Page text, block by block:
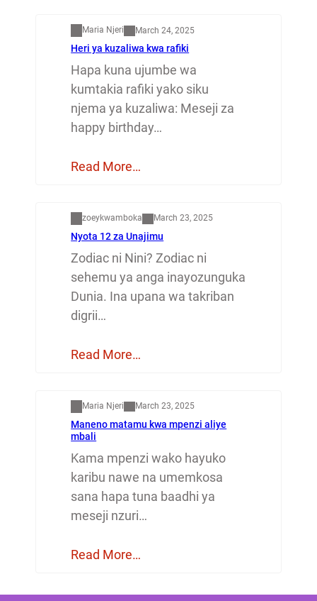
Maria Njeri March 24, 2025
Heri ya kuzaliwa kwa rafiki
Hapa kuna ujumbe wa
kumtakia rafiki yako siku
njema ya kuzaliwa: Meseji za
happy birthday…
Read More…
zoeykwamboka March 23, 2025
Nyota 12 za Unajimu
Zodiac ni Nini? Zodiac ni
sehemu ya anga inayozunguka
Dunia. Ina upana wa takriban
digrii…
Read More…
Maria Njeri March 23, 2025
Maneno matamu kwa mpenzi aliye
mbali
Kama mpenzi wako hayuko
karibu nawe na umemkosa
sana hapa tuna baadhi ya
meseji nzuri…
Read More…